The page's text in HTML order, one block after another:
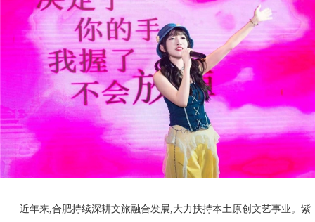
近年来,合肥持续深耕文旅融合发展,大力扶持本土原创文艺事业。紫